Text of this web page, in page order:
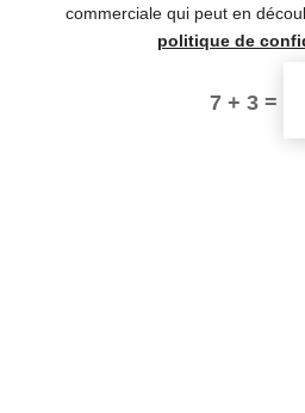
commerciale qui peut en
politique de
7 + 3 =